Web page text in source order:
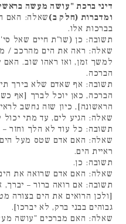
דיני ברכת "עושה מעשה
ומדברות (חלק ב)שאלה: האם
בברכות אלו.
תשובה: כן (שו"ת חיים שאל
שאלה: ראה את הים מהרכב /
למשך זמן, ואז ראהו שוב.
הברכה.
תשובה: אף שאדם שלא בירך
הברכה, כאן יוכל לברך [אף
הראשונה], כיון שזה נחשב
שאלה: הגיע לים, עד מתי
תשובה: כל עוד לא הלך וחזר –
שאלה: האם אדם שטס מעל
ראיית הים.
תשובה: כן.
שאלה: האם אדם שרואה את
תשובה: אם רואה ברור – יברך,
[ולכן הרואים את הים בצורה
גבוהים בבני ברק, לא יברכו].
שאלה: האם מברכים "עושה